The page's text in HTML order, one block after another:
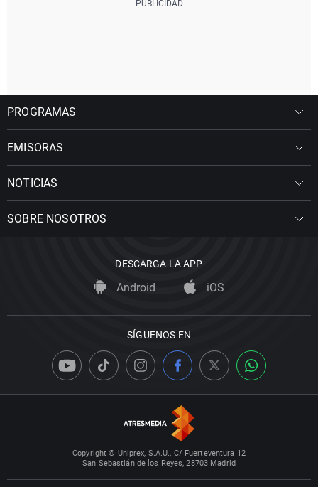
PROGRAMAS
EMISORAS
NOTICIAS
SOBRE NOSOTROS
DESCARGA LA APP
Android iOS
SÍGUENOS EN
Copyright © Uniprex, S.A.U., C/ Fuerteventura 12
San Sebastián de los Reyes, 28703 Madrid